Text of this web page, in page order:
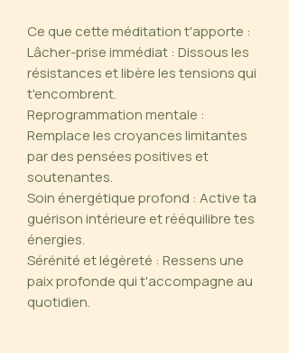
Ce que cette méditation t'apporte :
Lâcher-prise immédiat : Dissous les
résistances et libère les tensions qui
t'encombrent.
Reprogrammation mentale :
Remplace les croyances limitantes
par des pensées positives et
soutenantes.
Soin énergétique profond : Active ta
guérison intérieure et rééquilibre tes
énergies.
Sérénité et légèreté : Ressens une
paix profonde qui t'accompagne au
quotidien.